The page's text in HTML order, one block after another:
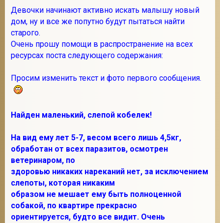
Девочки начинают активно искать малышу новый
дом, ну и все же попутно будут пытаться найти
старого.
Очень прошу помощи в распространение на всех
ресурсах поста следующего содержания:
Просим изменить текст и фото первого сообщения.
Найден маленький, слепой кобелек!
На вид ему лет 5-7, весом всего лишь 4,5кг,
обработан от всех паразитов, осмотрен
ветеринаром, по
здоровью никаких нареканий нет, за исключением
слепоты, которая никаким
образом не мешает ему быть полноценной
собакой, по квартире прекрасно
ориентируется, будто все видит. Очень